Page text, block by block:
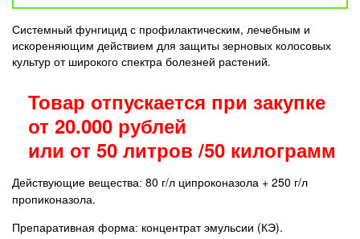
Системный фунгицид с профилактическим, лечебным и
искореняющим действием для защиты зерновых колосовых
культур от широкого спектра болезней растений.
Товар отпускается при закупке
от 20.000 рублей
или от 50 литров /50 килограмм
Действующие вещества: 80 г/л ципроконазола + 250 г/л
пропиконазола.
Препаративная форма: концентрат эмульсии (КЭ).